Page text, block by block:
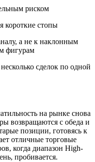
риском
короткие стопы
а не к наклонным
фигурам
сделок по одной
на рынке снова
возвращаются с обеда и
позиции, готовясь к
отличные торговые
когда диапазон High-
пробивается.